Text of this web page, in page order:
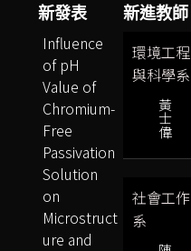
新進教師
環境工程
與科學系
黃
士
偉
社會工作
系
新發表
Influence
of pH
Value of
Chromium-
Free
Passivation
Solution
on
Microstruct
ure and